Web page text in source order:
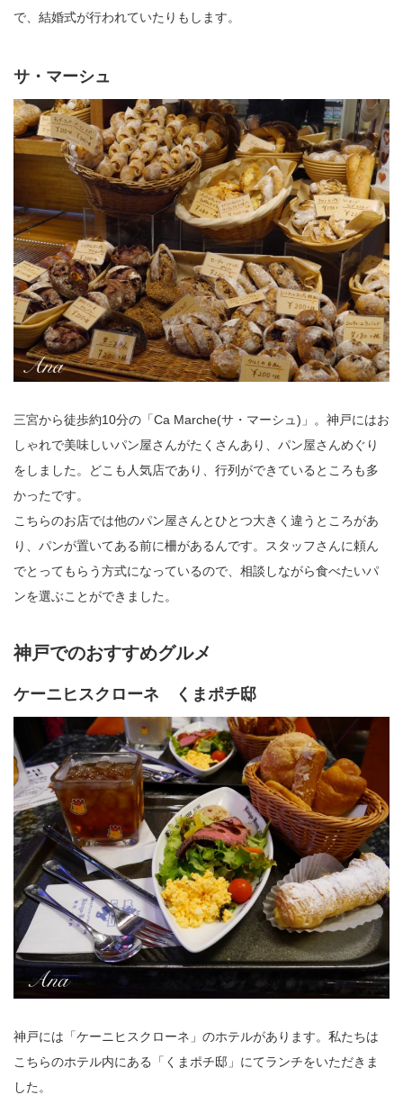
で、結婚式が行われていたりもします。
サ・マーシュ
三宮から徒歩約10分の「Ca Marche(サ・マーシュ)」。神戸にはお
しゃれで美味しいパン屋さんがたくさんあり、パン屋さんめぐり
をしました。どこも人気店であり、行列ができているところも多
かったです。
こちらのお店では他のパン屋さんとひとつ大きく違うところがあ
り、パンが置いてある前に柵があるんです。スタッフさんに頼ん
でとってもらう方式になっているので、相談しながら食べたいパ
ンを選ぶことができました。
神戸でのおすすめグルメ
ケーニヒスクローネ くまポチ邸
神戸には「ケーニヒスクローネ」のホテルがあります。私たちは
こちらのホテル内にある「くまポチ邸」にてランチをいただきま
した。